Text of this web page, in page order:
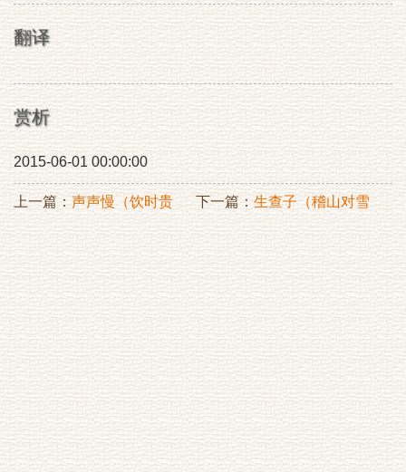
翻译
赏析
2015-06-01 00:00:00
上一篇：声声慢（饮时贵
家，即席三姬求词）
下一篇：生查子（稽山对雪
有感）